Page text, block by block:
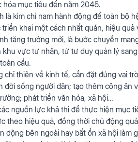
mục tiêu đến năm 2045.
là kim chỉ nam hành động để toàn
khai một cách nhất quán, hiệu quả
tăng trưởng mới, là bước chuyển
vực tư nhân, từ tư duy quản lý
cầu.
thiên về kinh tế, cần đặt đúng vai
sống người dân; tạo thêm công ăn
phát triển văn hóa, xã hội…
nguồn lực khả thi để thực hiện mục
theo hiệu quả, đồng thời chủ động
bên ngoài hay bất ổn xã hội làm